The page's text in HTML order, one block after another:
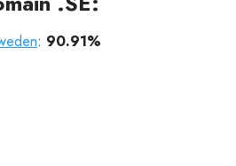
: 90.91%